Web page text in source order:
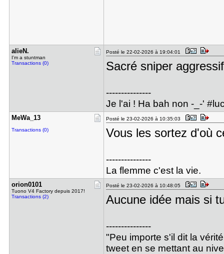
alieN.
I'm a stuntman
Transactions (0)
Posté le 22-02-2026 à 19:04:01
Sacré sniper
---------------
Je l'ai ! Ha bah non -_-'
MeWa_13
Transactions (0)
Posté le 23-02-2026 à 10:35:03
Vous les sortez d'où
---------------
La flemme c'est la vie.
orion0101
Tuono V4 Factory depuis 2017!
Transactions (2)
Posté le 23-02-2026 à 10:48:05
Aucune idée mais si
---------------
"Peu importe s'il dit la
tweet en se mettant au